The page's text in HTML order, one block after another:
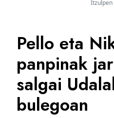
Pello eta
panpinak
salgai
bulegoan